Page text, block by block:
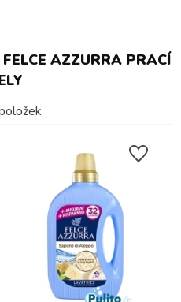
AZZURRA PRACÍ